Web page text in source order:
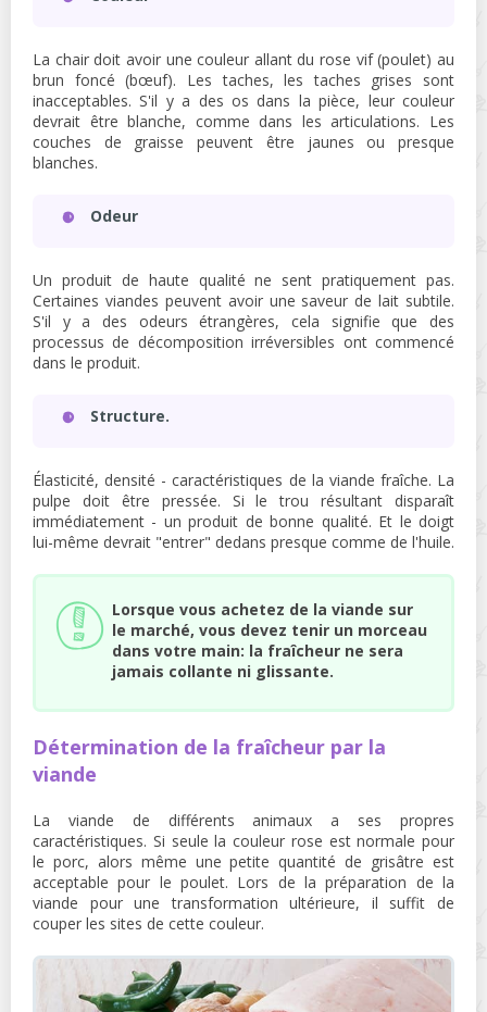
La chair doit avoir une couleur allant du rose vif (poulet) au
brun foncé (bœuf). Les taches, les taches grises sont
inacceptables. S'il y a des os dans la pièce, leur couleur
devrait être blanche, comme dans les articulations. Les
couches de graisse peuvent être jaunes ou presque
blanches.
Odeur
Un produit de haute qualité ne sent pratiquement pas.
Certaines viandes peuvent avoir une saveur de lait subtile.
S'il y a des odeurs étrangères, cela signifie que des
processus de décomposition irréversibles ont commencé
dans le produit.
Structure.
Élasticité, densité - caractéristiques de la viande fraîche. La
pulpe doit être pressée. Si le trou résultant disparaît
immédiatement - un produit de bonne qualité. Et le doigt
lui-même devrait "entrer" dedans presque comme de l'huile.
Lorsque vous achetez de la viande sur
le marché, vous devez tenir un morceau
dans votre main: la fraîcheur ne sera
jamais collante ni glissante.
Détermination de la fraîcheur par la
viande
La viande de différents animaux a ses propres
caractéristiques. Si seule la couleur rose est normale pour
le porc, alors même une petite quantité de grisâtre est
acceptable pour le poulet. Lors de la préparation de la
viande pour une transformation ultérieure, il suffit de
couper les sites de cette couleur.